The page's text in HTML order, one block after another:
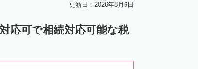
更新日：2026年8月6日
応可で相続対応可能な税